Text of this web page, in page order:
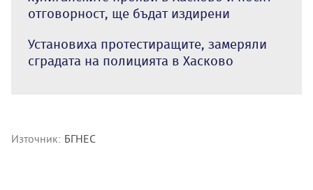
отговорност, ще бъдат издирени
Установиха протестиращите, замеряли
сградата на полицията в Хасково
Източник: БГНЕС